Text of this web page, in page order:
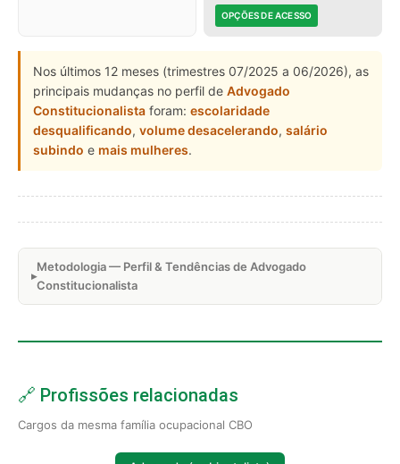
OPÇÕES DE ACESSO
Nos últimos 12 meses (trimestres 07/2025 a 06/2026), as
principais mudanças no perfil de Advogado
Constitucionalista foram: escolaridade
desqualificando, volume desacelerando, salário
subindo e mais mulheres.
Metodologia — Perfil & Tendências de Advogado
Constitucionalista
🔗 Profissões relacionadas
Cargos da mesma família ocupacional CBO